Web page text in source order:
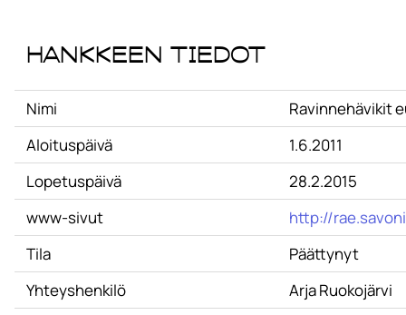
Hankkeen tiedot
Nimi
Ravinnehävikit
Aloituspäivä
1.6.2011
Lopetuspäivä
28.2.2015
www-sivut
http://
Tila
Päättynyt
Yhteyshenkilö
Arja Ruokojärvi